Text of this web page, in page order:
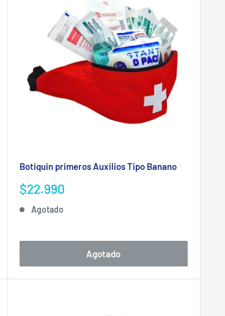
Botiquin primeros Auxilios Tipo Banano
Precio
venta
$22.990
Agotado
Agotado